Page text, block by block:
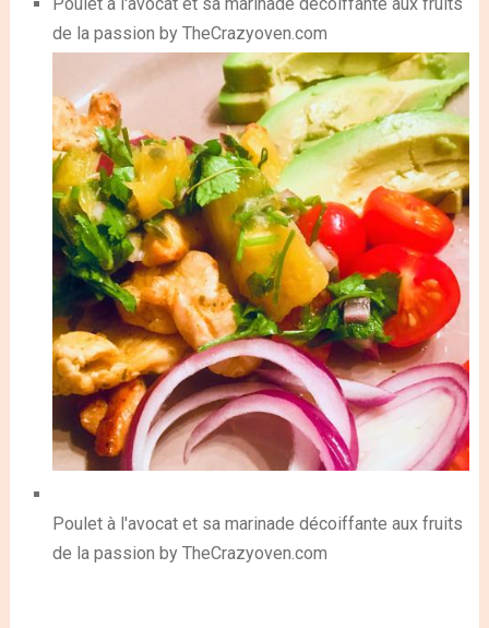
de la passion by TheCrazyoven.com
Poulet à l'avocat et sa marinade décoiffante aux fruits
de la passion by TheCrazyoven.com